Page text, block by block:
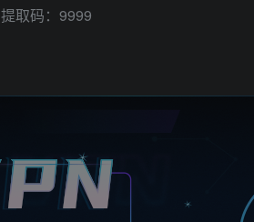
提取码：9999